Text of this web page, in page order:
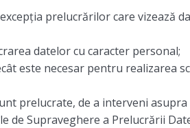
prelucrărilor care vizează
datelor cu caracter personal;
este necesar pentru realizarea
prelucrate, de a interveni
Supraveghere a Prelucrării